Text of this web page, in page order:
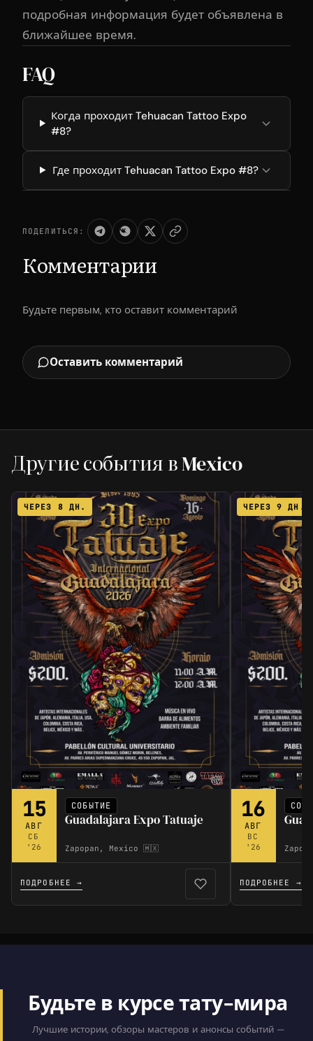
подробная информация будет объявлена в
ближайшее время.
FAQ
Когда проходит Tehuacan Tattoo Expo
#8?
Где проходит Tehuacan Tattoo Expo #8?
ПОДЕЛИТЬСЯ:
Комментарии
Будьте первым, кто оставит комментарий
Оставить комментарий
Другие события в Mexico
ЧЕРЕЗ 8 ДН.
15
АВГ
СБ
'26
СОБЫТИЕ
Guadalajara Expo Tatuaje
Zapopan, Mexico 🇲🇽
ПОДРОБНЕЕ →
ЧЕРЕЗ 9 ДН.
16
АВГ
ВС
'26
ПОДРОБНЕЕ →
Будьте в курсе тату-мира
Лучшие истории, обзоры мастеров и анонсы событий —